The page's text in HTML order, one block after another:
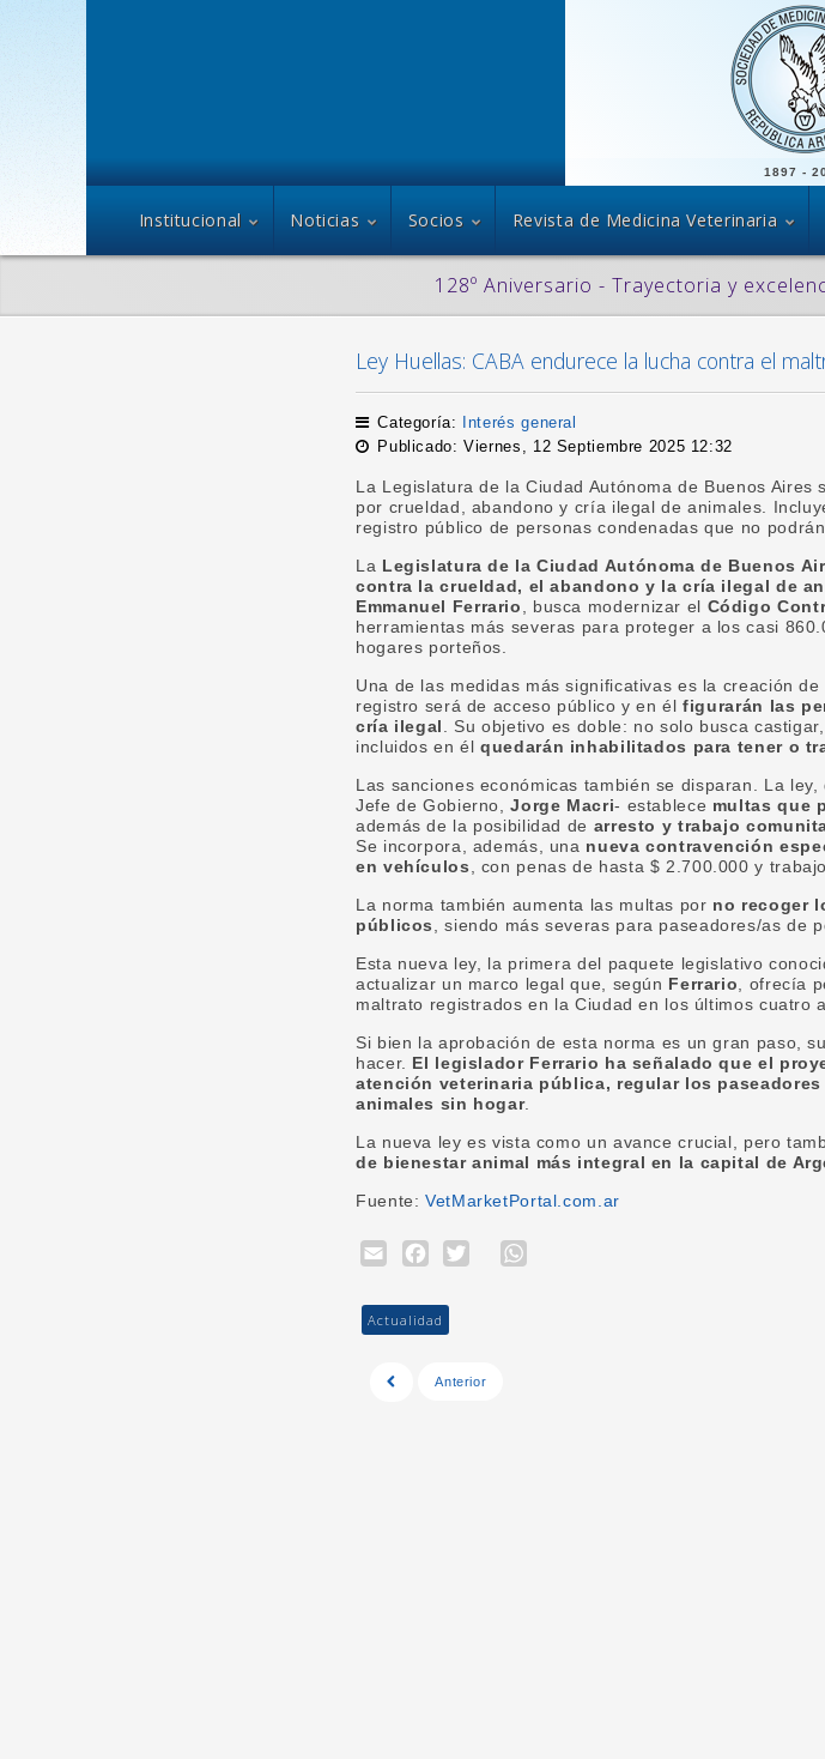
1897 -
Institucional Noticias Socios Revista de Medicina Veterinaria
128º Aniversario - Trayectoria y
Ley Huellas: CABA endurece la lucha contra el
Categoría:
Interés general
Publicado: Viernes, 12 Septiembre 2025 12:32
La Legislatura de la Ciudad Autónoma de Buenos
por crueldad, abandono y cría ilegal de animales.
registro público de personas condenadas que no
La Legislatura de la Ciudad Autónoma de Buenos
contra la crueldad, el abandono y la cría ilegal de
Emmanuel Ferrario , busca modernizar el Código
herramientas más severas para proteger a los casi
hogares porteños.
Una de las medidas más significativas es la creación de
registro será de acceso público y en élfigurarán las
cría ilegal . Su objetivo es doble: no solo busca
incluidos en élquedarán inhabilitados para tener o
Las sanciones económicas también se disparan. La
Jefe de Gobierno,Jorge Macri- establece multas que
además de la posibilidad de arresto y trabajo
Se incorpora, además, una nueva contravención
en vehículos , con penas de hasta $ 2.700.000 y
La norma también aumenta las multas por no recoger
públicos , siendo más severas para paseadores/as de
Esta nueva ley, la primera del paquete legislativo
actualizar un marco legal que, según Ferrario, ofrecía
maltrato registrados en la Ciudad en los últimos cuatro
Si bien la aprobación de esta norma es un gran paso,
hacer. El legislador Ferrario ha señalado que el
atención veterinaria pública, regular los
animales sin hogar.
La nueva ley es vista como un avance crucial, pero
de bienestar animal más integral en la capital de
Fuente:VetMarketPortal.com.ar
Email
Facebook
Twitter
WhatsApp
Actualidad
Anterior